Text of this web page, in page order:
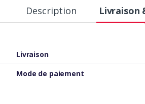
✅ capteurs av/ar
✅ Volant et levier de vitesse en cuir
✅ Commande au volant
✅ rétroviseur électrique et rabattable
Description Livraison
Livraison
Mode de paiement